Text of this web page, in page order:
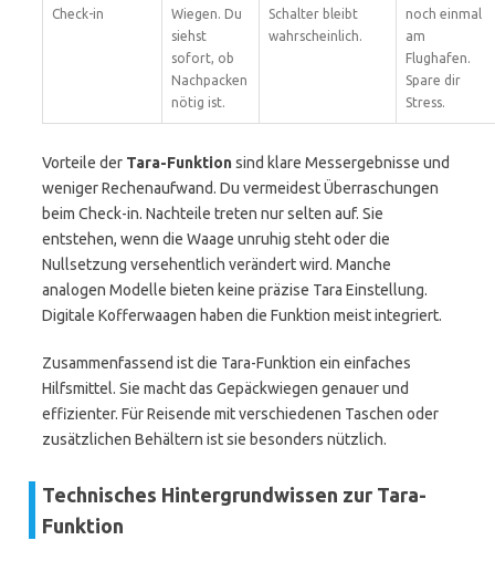
Check-in
Wiegen. Du
siehst
sofort, ob
Nachpacken
nötig ist.
Schalter bleibt
wahrscheinlich.
noch einmal
am
Flughafen.
Spare dir
Stress.
Vorteile der Tara-Funktionsind klare Messergebnisse und
weniger Rechenaufwand. Du vermeidest Überraschungen
beim Check-in. Nachteile treten nur selten auf. Sie
entstehen, wenn die Waage unruhig steht oder die
Nullsetzung versehentlich verändert wird. Manche
analogen Modelle bieten keine präzise Tara Einstellung.
Digitale Kofferwaagen haben die Funktion meist integriert.
Zusammenfassend ist die Tara-Funktion ein einfaches
Hilfsmittel. Sie macht das Gepäckwiegen genauer und
effizienter. Für Reisende mit verschiedenen Taschen oder
zusätzlichen Behältern ist sie besonders nützlich.
Technisches Hintergrundwissen zur Tara-
Funktion